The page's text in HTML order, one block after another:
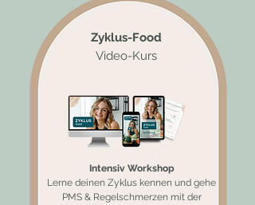
Zyklus-Food
Video-Kurs
Intensiv Workshop
Lerne deinen Zyklus kennen und gehe
PMS & Regelschmerzen mit der